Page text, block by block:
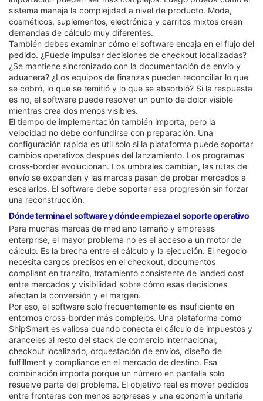
sistema maneja la complejidad a nivel de producto. Moda,
cosméticos, suplementos, electrónica y carritos mixtos crean
demandas de cálculo muy diferentes.
También debes examinar cómo el software encaja en el flujo del
pedido. ¿Puede impulsar decisiones de checkout localizadas?
¿Se mantiene sincronizado con la documentación de envío y
aduanera? ¿Los equipos de finanzas pueden reconciliar lo que
se cobró, lo que se remitió y lo que se absorbió? Si la respuesta
es no, el software puede resolver un punto de dolor visible
mientras crea dos menos visibles.
El tiempo de implementación también importa, pero la
velocidad no debe confundirse con preparación. Una
configuración rápida es útil solo si la plataforma puede soportar
cambios operativos después del lanzamiento. Los programas
cross-border evolucionan. Los umbrales cambian, las rutas de
envío se expanden y las marcas pasan de probar mercados a
escalarlos. El software debe soportar esa progresión sin forzar
una reconstrucción.
Dónde termina el software y dónde empieza el soporte operativo
Para muchas marcas de mediano tamaño y empresas
enterprise, el mayor problema no es el acceso a un motor de
cálculo. Es la brecha entre el cálculo y la ejecución. El negocio
necesita cargos precisos en el checkout, documentos
compliant en tránsito, tratamiento consistente de landed cost
entre mercados y visibilidad sobre cómo esas decisiones
afectan la conversión y el margen.
Por eso, el software solo frecuentemente es insuficiente en
entornos cross-border más complejos. Una plataforma como
ShipSmart es valiosa cuando conecta el cálculo de impuestos y
aranceles al resto del stack de comercio internacional,
checkout localizado, orquestación de envíos, diseño de
fulfillment y compliance en el mercado de destino. Esa
combinación importa porque un número en pantalla solo
resuelve parte del problema. El objetivo real es mover pedidos
entre fronteras con menos sorpresas y una economía unitaria